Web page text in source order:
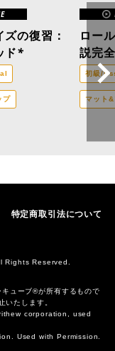
の復習：
ド*
プ
ロー
説完
初級/
マット
特定商取引法について
Rights Reserved.
ューブ®︎が所有するもので
いたします。
corporation, used
Used with Permission.